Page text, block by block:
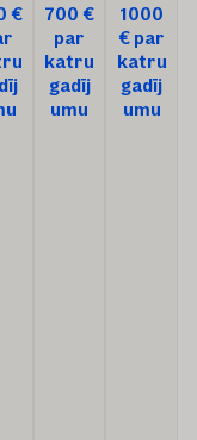
€
700 €
par
katru
gadīj
umu
1000
€ par
katru
gadīj
umu